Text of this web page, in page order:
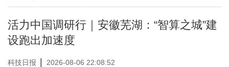
活力中国调研行｜安徽芜湖：“智算之城”建
设跑出加速度
科技日报 2026-08-06 22:08:52